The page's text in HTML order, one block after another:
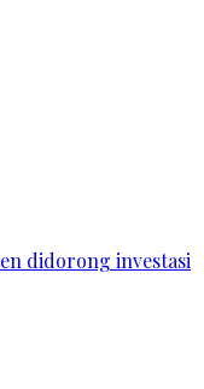
didorong investasi